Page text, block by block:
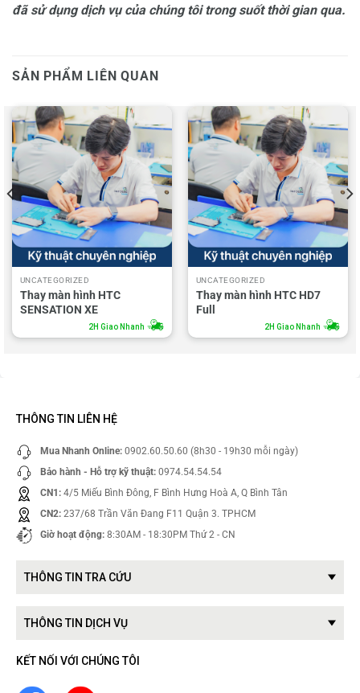
đã sử dụng dịch vụ của chúng tôi trong suốt thời gian qua.
SẢN PHẨM LIÊN QUAN
UNCATEGORIZED
Thay màn hình HTC
SENSATION XE
2H Giao Nhanh
UNCATEGORIZED
Thay màn hình HTC HD7
Full
2H Giao Nhanh
THÔNG TIN LIÊN HỆ
Mua Nhanh Online: 0902.60.50.60 (8h30 - 19h30 mỗi ngày)
Bảo hành - Hỗ trợ kỹ thuật: 0974.54.54.54
CN1: 4/5 Miếu Bình Đông, F Bình Hưng Hoà A, Q Bình Tân
CN2: 237/68 Trần Văn Đang F11 Quận 3. TPHCM
Giờ hoạt động: 8:30AM - 18:30PM Thứ 2 - CN
THÔNG TIN TRA CỨU
THÔNG TIN DỊCH VỤ
KẾT NỐI VỚI CHÚNG TÔI